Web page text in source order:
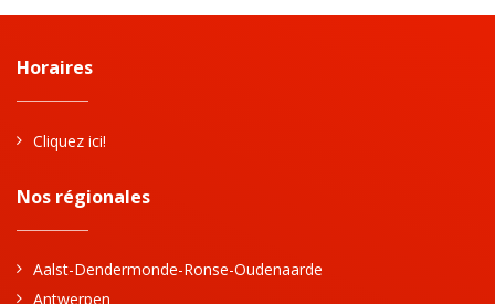
Horaires
Cliquez ici!
Nos régionales
Aalst-Dendermonde-Ronse-Oudenaarde
Antwerpen